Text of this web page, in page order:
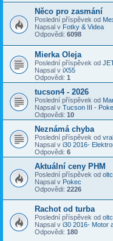
Něco pro zasmání
Poslední příspěvek od
Napsal v Fotky & Videa
Odpovědi: 6098
Mierka Oleja
Poslední příspěvek od
Napsal v iX55
Odpovědi: 1
tucson4 - 2026
Poslední příspěvek od
Napsal v Tucson III -
Odpovědi: 10
Neznámá chyba
Poslední příspěvek od
Napsal v i30 2016-
Odpovědi: 6
Aktuální ceny PHM
Poslední příspěvek od
Napsal v Pokec
Odpovědi: 2226
Rachot od turba
Poslední příspěvek od
Napsal v i30 2016- Motor
Odpovědi: 180